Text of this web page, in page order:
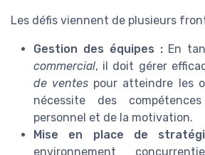
Les défis viennent de plusieurs
Gestion des équipes :En
commercial, il doit gérer
de ventes pour atteindre les
nécessite des
personnel et de la motivation.
Mise en place de
environnement